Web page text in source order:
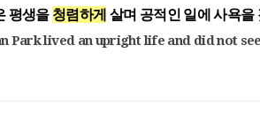
평생을 청렴하게 살며 공적인 일에 사욕을
Park lived an upright life and did not